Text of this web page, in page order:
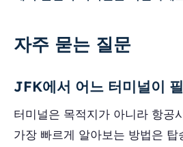
자주 묻는 질문
JFK에서 어느 터미널이
터미널은 목적지가 아니라 항공
가장 빠르게 알아보는 방법은